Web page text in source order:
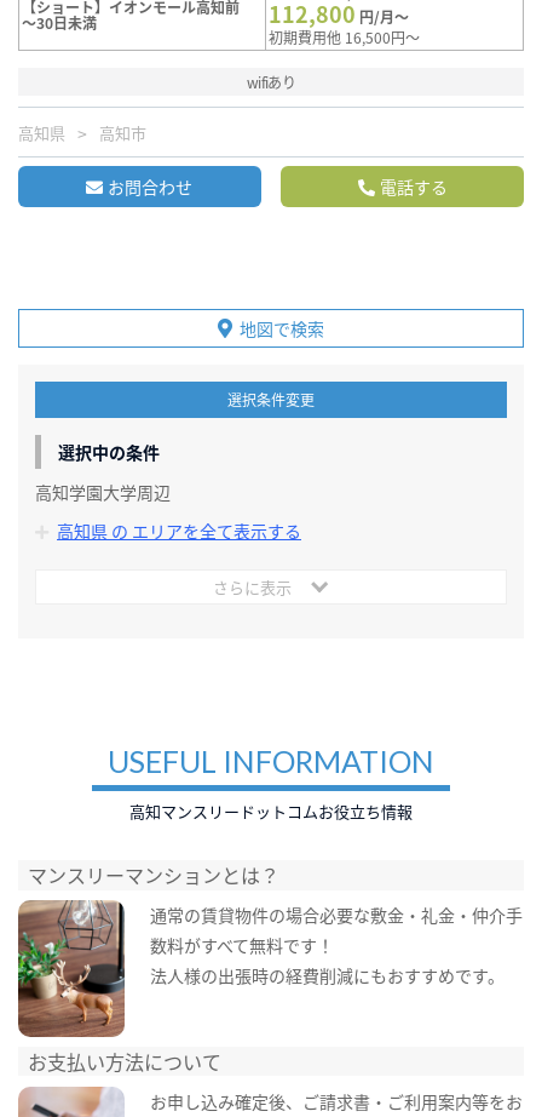
【ショート】イオンモール高知前
～30日未満 112,800 円/月～
初期費用他 16,500円～
wifiあり
高知県 高知市
お問合わせ 電話する
地図で検索
選択条件変更
選択中の条件
高知学園大学周辺
高知県 の エリアを全て表示する
さらに表示
USEFUL INFORMATION
高知マンスリードットコムお役立ち情報
マンスリーマンションとは？
通常の賃貸物件の場合必要な敷金・礼金・仲介手
数料がすべて無料です！
法人様の出張時の経費削減にもおすすめです。
お支払い方法について
お申し込み確定後、ご請求書・ご利用案内等をお